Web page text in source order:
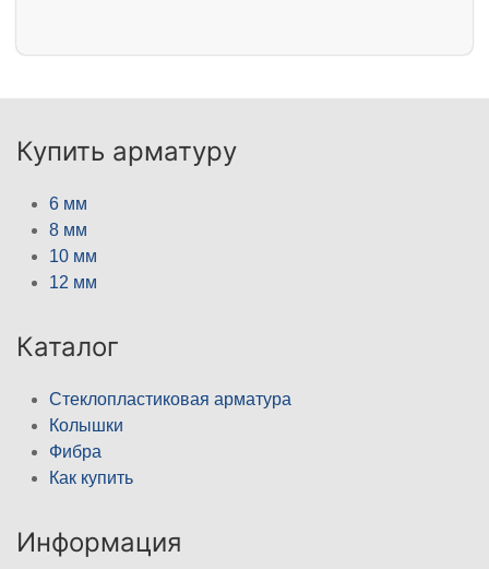
Купить арматуру
6 мм
8 мм
10 мм
12 мм
Каталог
Стеклопластиковая арматура
Колышки
Фибра
Как купить
Информация